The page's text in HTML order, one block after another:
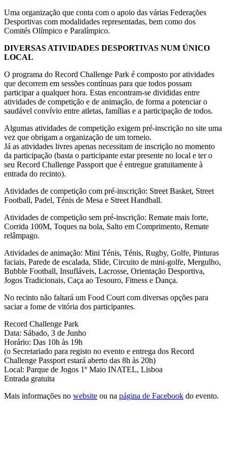
Uma organização que conta com o apoio das várias Federações
Desportivas com modalidades representadas, bem como dos
Comités Olímpico e Paralímpico.
DIVERSAS ATIVIDADES DESPORTIVAS NUM ÚNICO
LOCAL
O programa do Record Challenge Park é composto por atividades
que decorrem em sessões contínuas para que todos possam
participar a qualquer hora. Estas encontram-se divididas entre
atividades de competição e de animação, de forma a potenciar o
saudável convívio entre atletas, famílias e a participação de todos.
Algumas atividades de competição exigem pré-inscrição no site uma
vez que obrigam a organização de um torneio.
Já as atividades livres apenas necessitam de inscrição no momento
da participação (basta o participante estar presente no local e ter o
seu Record Challenge Passport que é entregue gratuitamente à
entrada do recinto).
Atividades de competição com pré-inscrição: Street Basket, Street
Football, Padel, Ténis de Mesa e Street Handball.
Atividades de competição sem pré-inscrição: Remate mais forte,
Corrida 100M, Toques na bola, Salto em Comprimento, Remate
relâmpago.
Atividades de animação: Mini Ténis, Ténis, Rugby, Golfe, Pinturas
faciais, Parede de escalada, Slide, Circuito de mini-golfe, Mergulho,
Bubble Football, Insufláveis, Lacrosse, Orientação Desportiva,
Jogos Tradicionais, Caça ao Tesouro, Fitness e Dança.
No recinto não faltará um Food Court com diversas opções para
saciar a fome de vitória dos participantes.
Record Challenge Park
Data: Sábado, 3 de Junho
Horário: Das 10h às 19h
(o Secretariado para registo no evento e entrega dos Record
Challenge Passport estará aberto das 8h às 20h)
Local: Parque de Jogos 1º Maio INATEL, Lisboa
Entrada gratuita
Mais informações no website ou na página de Facebook do evento.